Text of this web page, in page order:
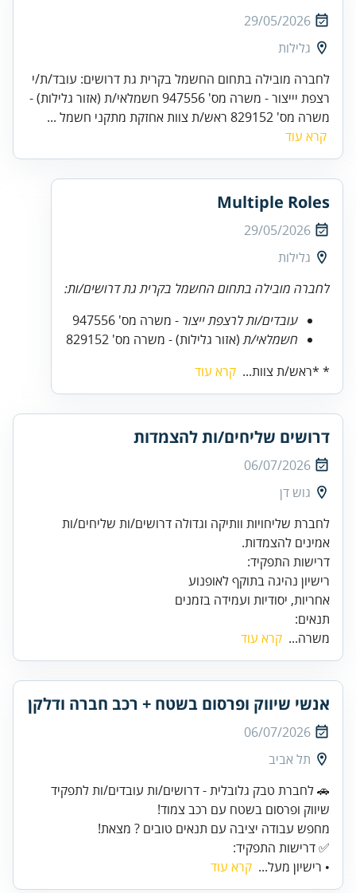
29/05/2026
גלילות
לחברה מובילה בתחום החשמל בקרית גת דרושים: עובד/ת/י
רצפת יייצור - משרה מס' 947556 חשמלאי/ת (אזור גלילות) -
משרה מס' 829152 ראש/ת צוות אחזקת מתקני חשמל ...
קרא עוד
Multiple Roles
29/05/2026
גלילות
לחברה מובילה בתחום החשמל בקרית גת דרושים/ות:
עובדים/ות לרצפת ייצור - משרה מס' 947556
חשמלאי/ת(אזור גלילות) - משרה מס' 829152
* *ראש/ת צוות... קרא עוד
דרושים שליחים/ות להצמדות
06/07/2026
גוש דן
לחברת שליחויות וותיקה וגדולה דרושים/ות שליחים/ות
אמינים להצמדות.
אחריות, יסודיות ועמידה בזמנים
תנאים:
משרה... קרא עוד
אנשי שיווק ופרסום בשטח + רכב חברה ודלקן
06/07/2026
תל אביב
🚗 לחברת טבק גלובלית - דרושים/ות עובדים/ות לתפקיד
✅ דרישות התפקיד:
• רישיון מעל... קרא עוד